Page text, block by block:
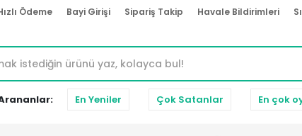
Ödeme Bayi Girişi Sipariş Takip Havale Bildirimleri
En Yeniler Çok Satanlar En çok